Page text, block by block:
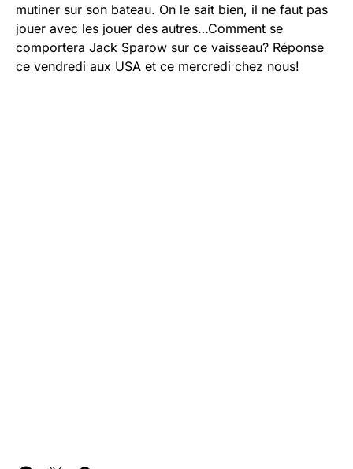
mutiner sur son bateau. On le sait bien, il ne faut pas
jouer avec les jouer des autres…Comment se
comportera Jack Sparow sur ce vaisseau? Réponse
ce vendredi aux USA et ce mercredi chez nous!